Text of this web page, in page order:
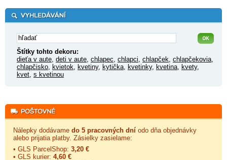
Štítky tohto dekoru:
dieťa v aute, deti v aute, chlapec, chlapci, chlapček, chlapčekovia,
chlapčisko, kvietok, kvetiny, kytička, kvetinky, kvetina, kvety,
kvet, s kvetinou
Nálepky dodávame do 5 pracovných dní odo dňa objednávky
alebo prijatia platby. Zásielky zasielame:
• GLS ParcelShop: 3,20 €
• GLS kurier: 4,60 €